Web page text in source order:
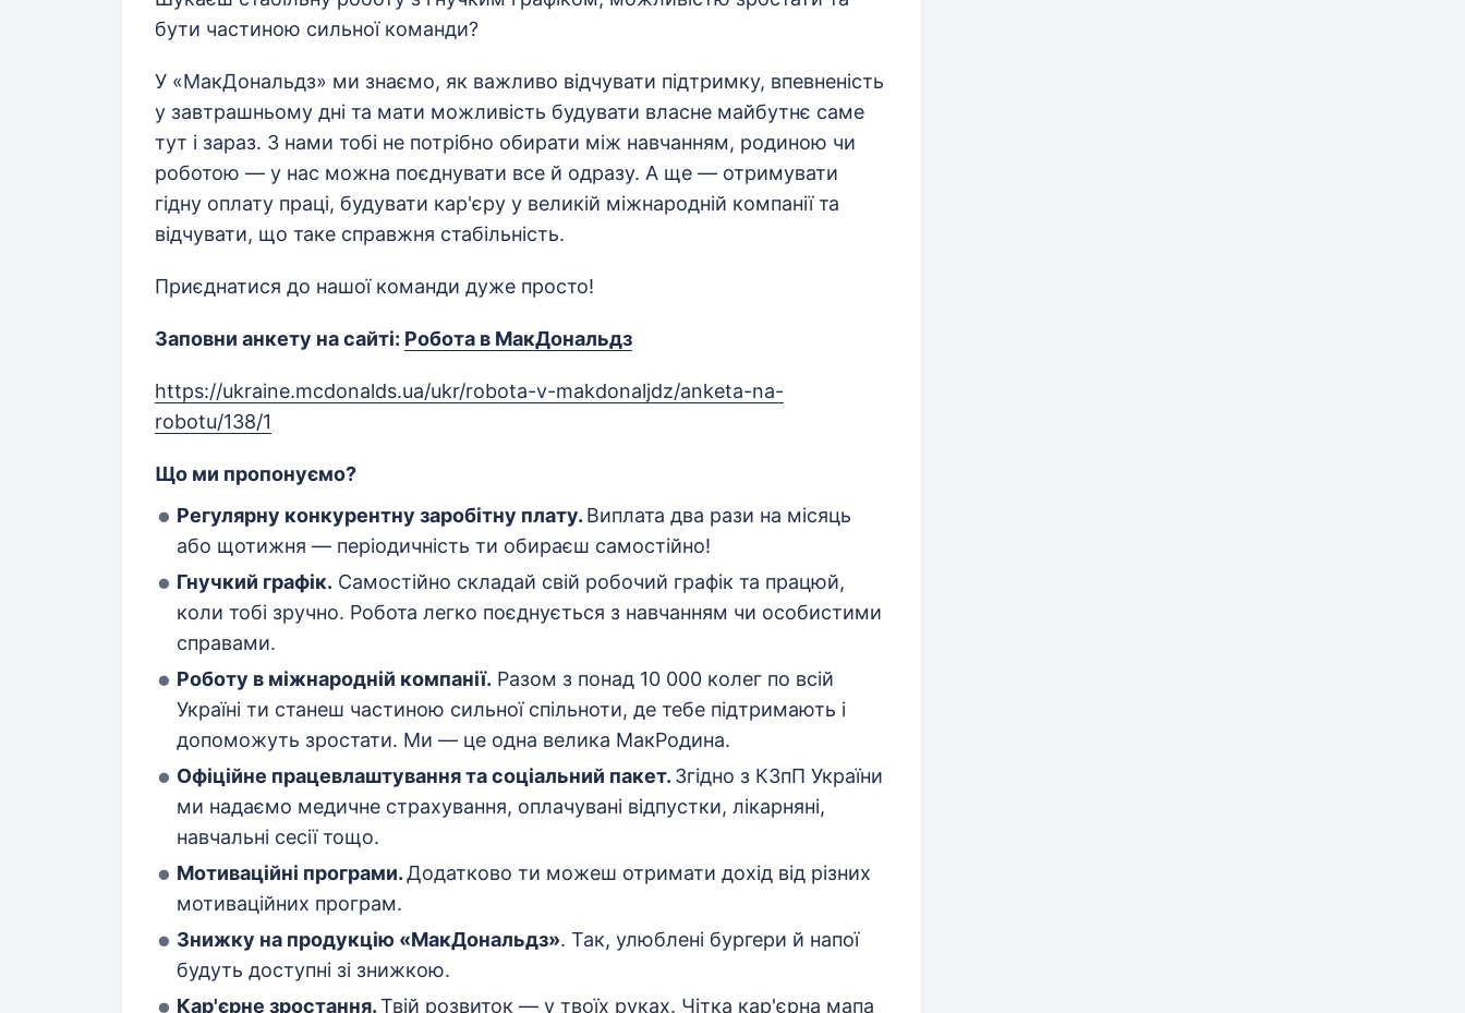
бути частиною сильної команди?
У «МакДональдз» ми знаємо, як важливо відчувати підтримку, впевненість
у завтрашньому дні та мати можливість будувати власне майбутнє саме
тут і зараз. З нами тобі не потрібно обирати між навчанням, родиною чи
роботою — у нас можна поєднувати все й одразу. А ще — отримувати
гідну оплату праці, будувати кар'єру у великій міжнародній компанії та
відчувати, що таке справжня стабільність.
Приєднатися до нашої команди дуже просто!
Заповни анкету на сайті: Робота в МакДональдз
https://ukraine.mcdonalds.ua/ukr/robota-v-makdonaljdz/anketa-na-
robotu/138/1
Що ми пропонуємо?
Регулярну конкурентну заробітну плату. Виплата два рази на місяць
або щотижня — періодичність ти обираєш самостійно!
Гнучкий графік. Самостійно складай свій робочий графік та працюй,
коли тобі зручно. Робота легко поєднується з навчанням чи особистими
справами.
Роботу в міжнародній компанії. Разом з понад 10 000 колег по всій
Україні ти станеш частиною сильної спільноти, де тебе підтримають і
допоможуть зростати. Ми — це одна велика МакРодина.
Офіційне працевлаштування та соціальний пакет. Згідно з КЗпП України
ми надаємо медичне страхування, оплачувані відпустки, лікарняні,
навчальні сесії тощо.
Мотиваційні програми.Додатково ти можеш отримати дохід від різних
мотиваційних програм.
Знижку на продукцію «МакДональдз». Так, улюблені бургери й напої
будуть доступні зі знижкою.
Кар'єрне зростання.Твій розвиток — у твоїх руках. Чітка кар'єрна мапа